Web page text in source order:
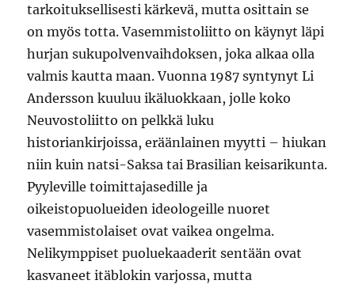
tarkoituksellisesti kärkevä, mutta osittain se
on myös totta. Vasemmistoliitto on käynyt läpi
hurjan sukupolvenvaihdoksen, joka alkaa olla
valmis kautta maan. Vuonna 1987 syntynyt Li
Andersson kuuluu ikäluokkaan, jolle koko
Neuvostoliitto on pelkkä luku
historiankirjoissa, eräänlainen myytti – hiukan
niin kuin natsi-Saksa tai Brasilian keisarikunta.
Pyyleville toimittajasedille ja
oikeistopuolueiden ideologeille nuoret
vasemmistolaiset ovat vaikea ongelma.
Nelikymppiset puoluekaaderit sentään ovat
kasvaneet itäblokin varjossa, mutta